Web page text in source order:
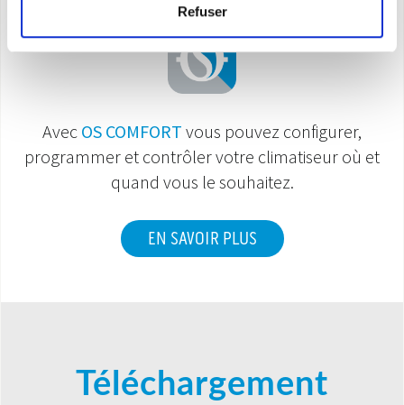
Refuser
Avec OS COMFORT vous pouvez configurer,
programmer et contrôler votre climatiseur où et
quand vous le souhaitez.
EN SAVOIR PLUS
Téléchargement